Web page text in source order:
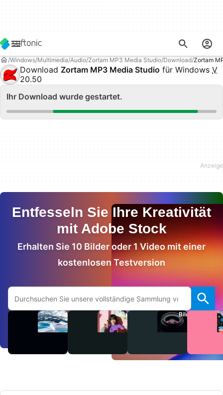
Windows Multimedia Audio Zortam MP3 Media Studio Download Zortam
Download Zortam MP3 Media Studio für Windows V
20.50
Ihr Download wurde gestartet.
Entfesseln Sie Ihre Kreativität
mit Adobe Stock
Erhalten Sie 10 Bilder oder 1 Video mit einer
kostenlosen Testversion
Auf Adobe.com suchen
Videos Audio Bilder